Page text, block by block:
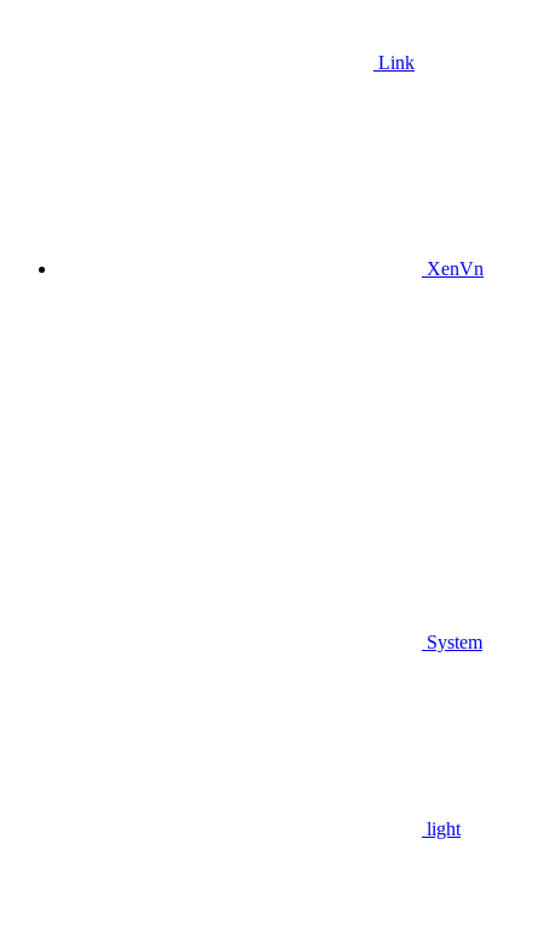
Link
XenVn
System
light